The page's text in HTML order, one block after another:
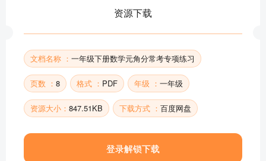
资源下载
文档名称 ： 一年级下册数学元角分常考专项练习
页数 ： 8 格式 ： PDF 年级 ： 一年级
资源大小： 847.51KB 下载方式 ： 百度网盘
登录解锁下载